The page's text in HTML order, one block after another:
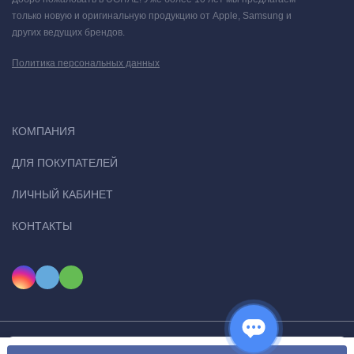
только новую и оригинальную продукцию от Apple, Samsung и
других ведущих брендов.
Политика персональных данных
КОМПАНИЯ
ДЛЯ ПОКУПАТЕЛЕЙ
ЛИЧНЫЙ КАБИНЕТ
КОНТАКТЫ
© 2026 Ugital. Все права защищены
Мы используем файлы cookie, чтобы сайт был лучше для